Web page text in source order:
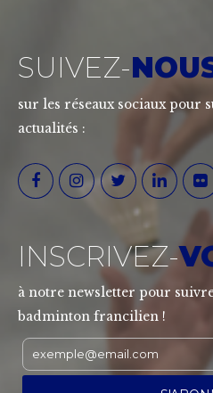
SUIVEZ-
sur les réseaux sociaux pour
actualités :
INSCRIVEZ-
à notre newsletter pour
badminton francilien !